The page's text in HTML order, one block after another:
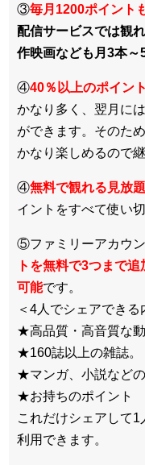
③毎月1200ポイント
配信サービスでは観
作映画なども月3本～
④40％以上のポイン
かなり多く、翌月に
ができます。そのた
かなり楽しめるので
④無料で観れる見放
イントをすべて使い
⑤ファミリーアカウン
トを無料で3つまで
可能です。
＜4人でシェアできる
★高品質・高音質な動
★160誌以上の雑誌。
★マンガ、小説などの
★お持ちのポイント
これだけシェアして
利用できます。